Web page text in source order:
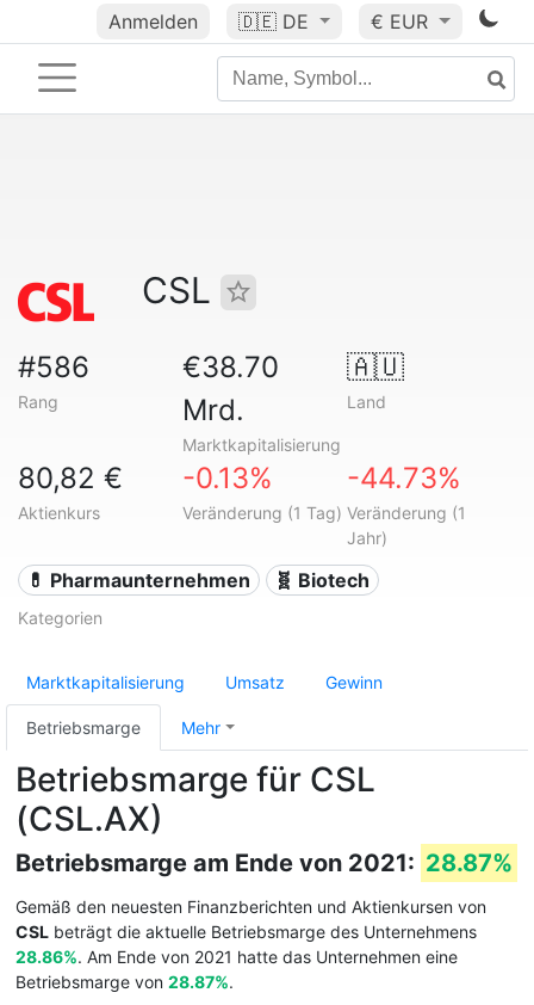
Anmelden 🇩🇪 DE € EUR
CSL
#586
Rang
€38.70
Mrd.
Marktkapitalisierung
🇦🇺
Land
80,82 €
Aktienkurs
-0.13%
Veränderung (1 Tag)
-44.73%
Veränderung (1
Jahr)
💊 Pharmaunternehmen 🧬 Biotech
Kategorien
Marktkapitalisierung Umsatz Gewinn
Betriebsmarge Mehr
Betriebsmarge für CSL
(CSL.AX)
Betriebsmarge am Ende von 2021: 28.87%
Gemäß den neuesten Finanzberichten und Aktienkursen von
CSL beträgt die aktuelle Betriebsmarge des Unternehmens
28.86%. Am Ende von 2021 hatte das Unternehmen eine
Betriebsmarge von 28.87%.